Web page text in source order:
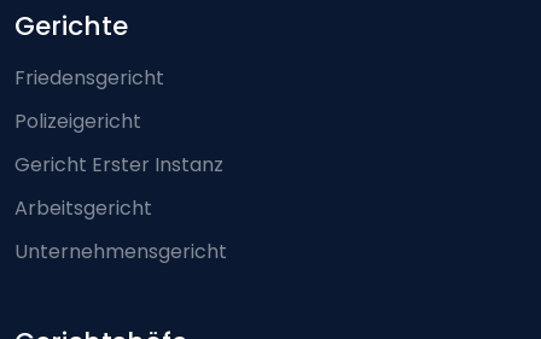
Footer-menu
Gerichte
Friedensgericht
Polizeigericht
Gericht Erster Instanz
Arbeitsgericht
Unternehmensgericht